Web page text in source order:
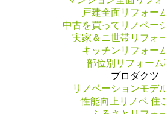
戸建全面リフォー
中古を買ってリノベー
実家＆ニ世帯リフォ
キッチンリフォー
部位別リフォーム
プロダクツ
リノベーションモデ
性能向上リノベ 住